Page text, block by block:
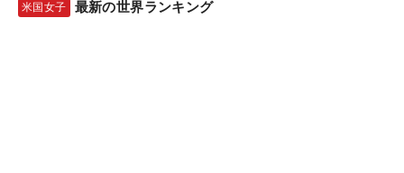
米国女子 最新の世界ランキング